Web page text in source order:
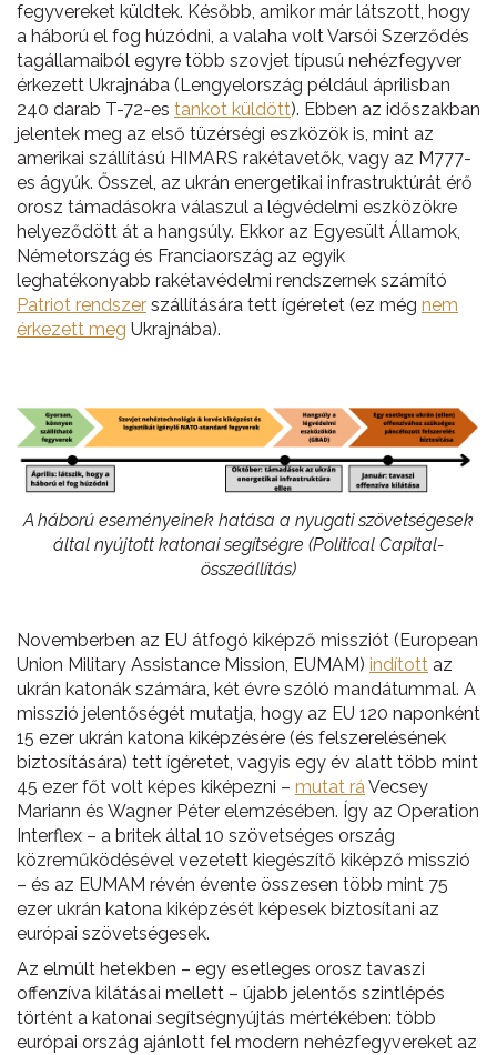
fegyvereket küldtek. Később, amikor már látszott, hogy
a háború el fog húzódni, a valaha volt Varsói Szerződés
tagállamaiból egyre több szovjet típusú nehézfegyver
érkezett Ukrajnába (Lengyelország például áprilisban
240 darab T-72-es tankot küldött). Ebben az időszakban
jelentek meg az első tüzérségi eszközök is, mint az
amerikai szállítású HIMARS rakétavetők, vagy az M777-
es ágyúk. Ősszel, az ukrán energetikai infrastruktúrát érő
orosz támadásokra válaszul a légvédelmi eszközökre
helyeződött át a hangsúly. Ekkor az Egyesült Államok,
Németország és Franciaország az egyik
leghatékonyabb rakétavédelmi rendszernek számító
Patriot rendszer szállítására tett ígéretet (ez még nem
érkezett meg Ukrajnába).
A háború eseményeinek hatása a nyugati szövetségesek
által nyújtott katonai segítségre (Political Capital-
összeállítás)
Novemberben az EU átfogó kiképző missziót (European
Union Military Assistance Mission, EUMAM) indított az
ukrán katonák számára, két évre szóló mandátummal. A
misszió jelentőségét mutatja, hogy az EU 120 naponként
15 ezer ukrán katona kiképzésére (és felszerelésének
biztosítására) tett ígéretet, vagyis egy év alatt több mint
45 ezer főt volt képes kiképezni – mutat ráVecsey
Mariann és Wagner Péter elemzésében. Így az Operation
Interflex – a britek által 10 szövetséges ország
közreműködésével vezetett kiegészítő kiképző misszió
– és az EUMAM révén évente összesen több mint 75
ezer ukrán katona kiképzését képesek biztosítani az
európai szövetségesek.
Az elmúlt hetekben – egy esetleges orosz tavaszi
offenzíva kilátásai mellett – újabb jelentős szintlépés
történt a katonai segítségnyújtás mértékében: több
európai ország ajánlott fel modern nehézfegyvereket az